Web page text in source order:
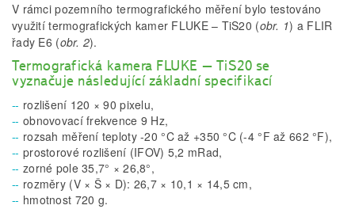
V rámci pozemního termografického měření bylo testováno
využití termografických kamer FLUKE – TiS20 (obr. 1) a FLIR
řady E6 (obr. 2).
Termografická kamera FLUKE – TiS20 se
vyznačuje následující základní specifikací
rozlišení 120 × 90 pixelu,
obnovovací frekvence 9 Hz,
rozsah měření teploty -20 °C až +350 °C (-4 °F až 662 °F),
prostorové rozlišení (IFOV) 5,2 mRad,
zorné pole 35,7° × 26,8°,
rozměry (V × Š × D): 26,7 × 10,1 × 14,5 cm,
hmotnost 720 g.